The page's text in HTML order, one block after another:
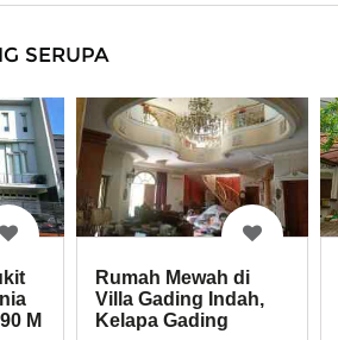
SERUPA
M
Rumah Mewah di
Villa Gading Indah,
Kelapa Gading